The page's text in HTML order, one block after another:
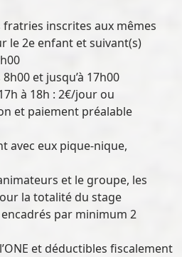
inscrites aux mêmes
le 2e enfant et suivant(s)
et jusqu’à 17h00
à 18h : 2€/jour ou
et paiement préalable
avec eux pique-nique,
et le groupe, les
la totalité du stage
par minimum 2
et déductibles fiscalement